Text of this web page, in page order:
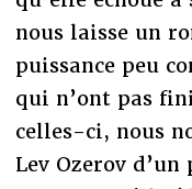
nous laisse un
puissance peu
qui n’ont pas
celles-ci, nous
Lev Ozerov